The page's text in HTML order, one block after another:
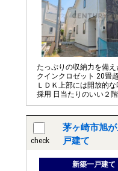
たっぷりの収納力を備え
クインクロゼット 20畳
ＬＤＫ上部には開放的
採用 日当たりのいい２
check
茅ヶ崎市旭
戸建て
新築一戸建て